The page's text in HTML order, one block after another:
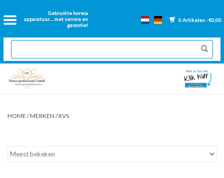
Gebruikte horeca
apparatuur.... met service en
garantie!
0 Artikelen - €0,00
Home
2dehands Horeca
Nieuwe apparatuur
Onderdelen bakwanden
HOME /MERKEN /RVS